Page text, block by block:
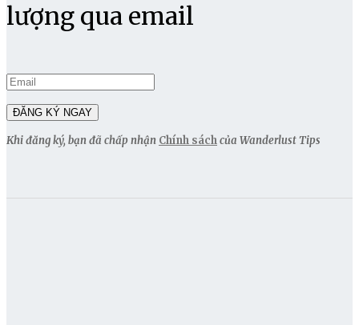
lượng qua email
Khi đăng ký, bạn đã chấp nhận Chính sáchcủa Wanderlust Tips